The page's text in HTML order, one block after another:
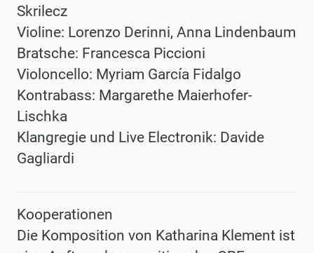
Skrilecz
Violine: Lorenzo Derinni, Anna Lindenbaum
Bratsche: Francesca Piccioni
Violoncello: Myriam García Fidalgo
Kontrabass: Margarethe Maierhofer-
Lischka
Klangregie und Live Electronik: Davide
Gagliardi
Kooperationen
Die Komposition von Katharina Klement ist